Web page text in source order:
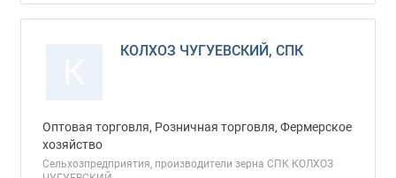
КОЛХОЗ ЧУГУЕВСКИЙ, СПК
Оптовая торговля, Розничная торговля, Фермерское
хозяйство
Сельхозпредприятия, производители зерна СПК КОЛХОЗ